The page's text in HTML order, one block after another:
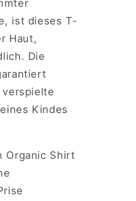
ist dieses T-
Haut,
Die
Kindes
Organic Shirt